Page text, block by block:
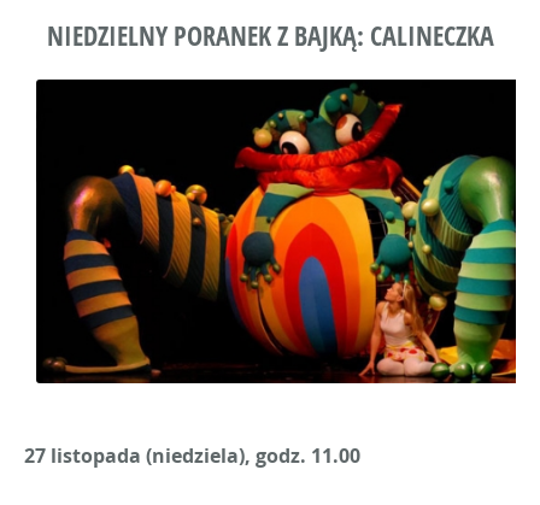
NIEDZIELNY PORANEK Z BAJKĄ: CALINECZKA
27 listopada (niedziela), godz. 11.00